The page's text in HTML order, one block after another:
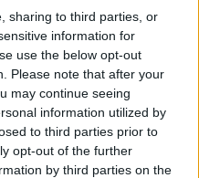
sharing to third parties, or
information for
use the below opt-out
Please note that after your
may continue seeing
information utilized by
to third parties prior to
opt-out of the further
by third parties on the
την οικογένεια, δεν
που έμαθα είναι ότι ο
του. Πήρε το
ήρθε ο γιος
στα αίματα».